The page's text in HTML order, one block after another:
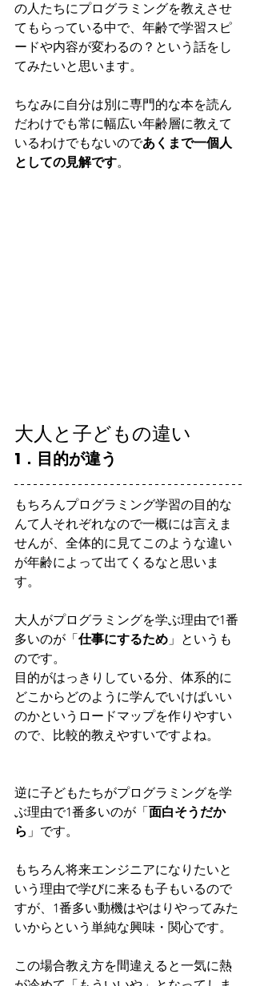
の人たちにプログラミングを教えさせ
てもらっている中で、年齢で学習スピ
ードや内容が変わるの？という話をし
てみたいと思います。
ちなみに自分は別に専門的な本を読ん
だわけでも常に幅広い年齢層に教えて
いるわけでもないのであくまで一個人
としての見解です。
大人と子どもの違い
1．目的が違う
もちろんプログラミング学習の目的な
んて人それぞれなので一概には言えま
せんが、全体的に見てこのような違い
が年齢によって出てくるなと思いま
す。
大人がプログラミングを学ぶ理由で1番
多いのが「 仕事にするため 」というも
のです。
目的がはっきりしている分、体系的に
どこからどのように学んでいけばいい
のかというロードマップを作りやすい
ので、比較的教えやすいですよね。
逆に子どもたちがプログラミングを学
ぶ理由で1番多いのが「 面白そうだか
ら 」です。
もちろん将来エンジニアになりたいと
いう理由で学びに来るも子もいるので
すが、1番多い動機はやはりやってみた
いからという単純な興味・関心です。
この場合教え方を間違えると一気に熱